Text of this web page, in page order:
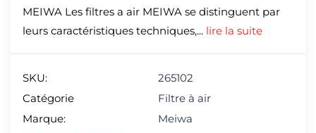
MEIWA Les filtres a air MEIWA se distinguent par
leurs caractéristiques techniques,... lire la suite
SKU:
265102
Catégorie
Filtre à air
Marque:
Meiwa